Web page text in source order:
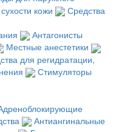
кожи
Средства
Антагонисты
Местные анестетики
для регидратации,
Стимуляторы
Антиангинальные